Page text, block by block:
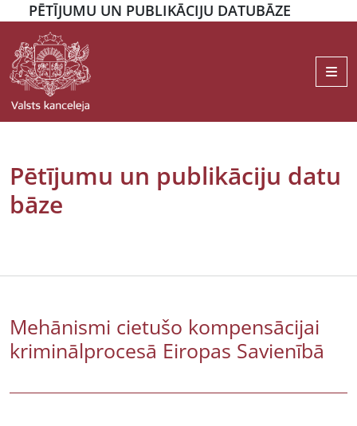
PĒTĪJUMU UN PUBLIKĀCIJU DATUBĀZE
Pētījumu un publikāciju datu
bāze
Mehānismi cietušo kompensācijai
kriminālprocesā Eiropas Savienībā